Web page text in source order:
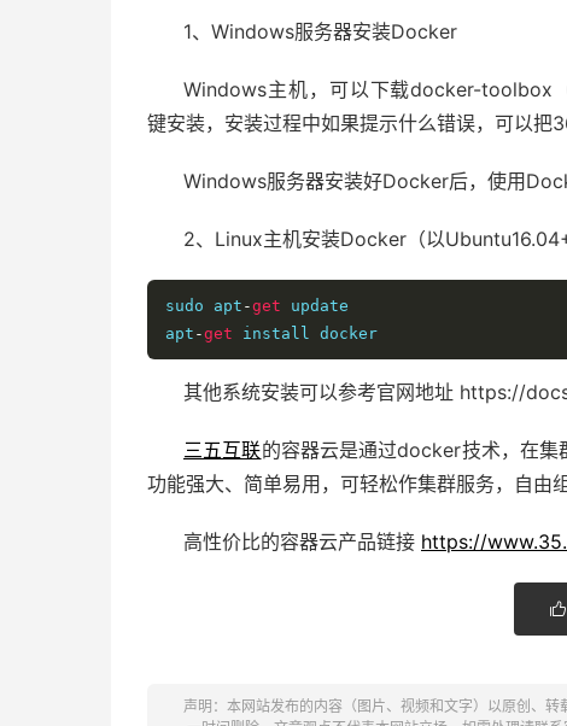
1、Windows服务器安装Docker
Windows主机，可以下载docker-
键安装，安装过程中如果提示什么错误，可以把
Windows服务器安装好Docker后，使用
2、Linux主机安装Docker（以Ubuntu16.04+
sudo apt -get update
apt -get install docker
其他系统安装可以参考官网地址 https://
三五互联的容器云是通过docker技术，在集
功能强大、简单易用，可轻松作集群服务，自由
高性价比的容器云产品链接 https://

声明：本网站发布的内容（图片、视频和文字）以原创、